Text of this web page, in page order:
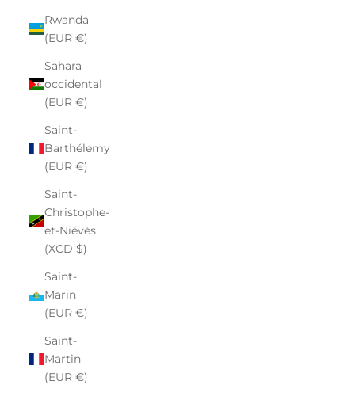
Rwanda
(EUR €)
Sahara
occidental
(EUR €)
Saint-
Barthélemy
(EUR €)
Saint-
Christophe-
et-Niévès
(XCD $)
Saint-
Marin
(EUR €)
Saint-
Martin
(EUR €)